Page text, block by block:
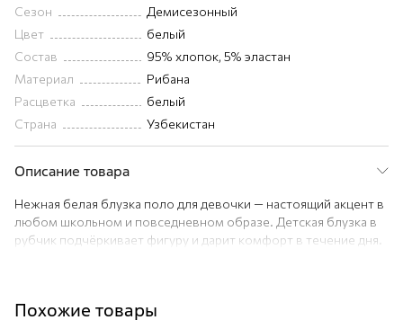
Сезон
Демисезонный
Цвет
белый
Состав
95% хлопок, 5% эластан
Материал
Рибана
Расцветка
белый
Страна
Узбекистан
Описание товара
Нежная белая блузка поло для девочки — настоящий акцент в
любом школьном и повседневном образе. Детская блузка в
рубчик подчёркивает фигуру и дарит комфорт в течение дня.
– волнистые края создают романтичное настроение;
Похожие товары